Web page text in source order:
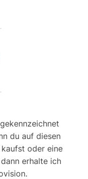
du auf diesen
oder eine
erhalte ich